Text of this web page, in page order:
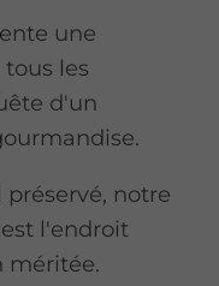
une
les
d'un
notre
l'endroit
méritée.